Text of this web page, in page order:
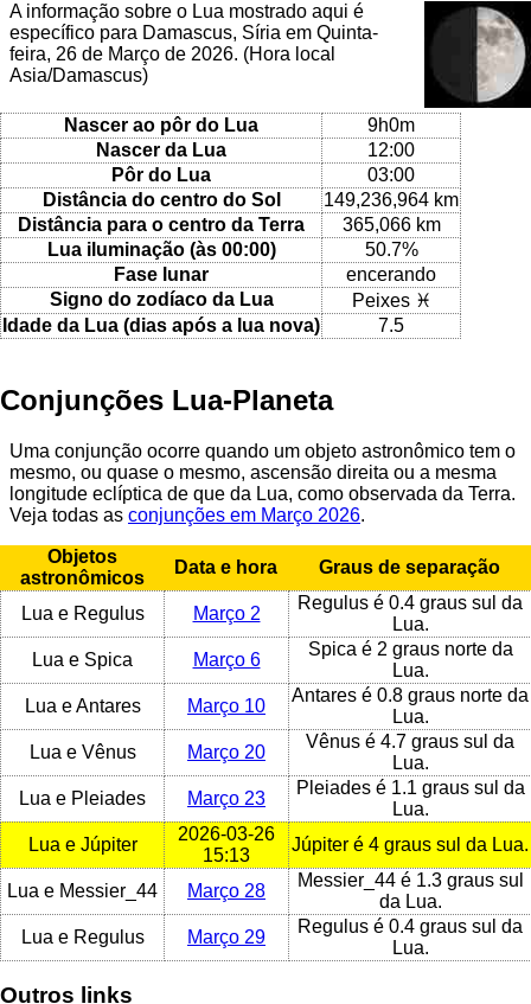
A informação sobre o Lua mostrado aqui é
específico para Damascus, Síria em Quinta-
feira, 26 de Março de 2026. (Hora local
Asia/Damascus)
Nascer ao pôr do Lua
9h0m
Nascer da Lua
12:00
Pôr do Lua
03:00
Distância do centro do Sol
149,236,964 km
Distância para o centro da Terra
365,066 km
Lua iluminação (às 00:00)
50.7%
Fase lunar
encerando
Signo do zodíaco da Lua
Peixes ♓
Idade da Lua (dias após a lua nova)
7.5
Conjunções Lua-Planeta
Uma conjunção ocorre quando um objeto astronômico tem o
mesmo, ou quase o mesmo, ascensão direita ou a mesma
longitude eclíptica de que da Lua, como observada da Terra.
Veja todas as conjunções em Março 2026.
Objetos
astronômicos
Data e hora Graus de separação
Lua e Regulus Março 2
Regulus é 0.4 graus sul da
Lua.
Lua e Spica
Março 6
Spica é 2 graus norte da
Lua.
Lua e Antares
Março 10
Antares é 0.8 graus norte da
Lua.
Lua e Vênus
Março 20
Vênus é 4.7 graus sul da
Lua.
Lua e Pleiades
Março 23
Pleiades é 1.1 graus sul da
Lua.
Lua e Júpiter
2026-03-26
15:13
Júpiter é 4 graus sul da Lua.
Lua e Messier_44 Março 28
Messier_44 é 1.3 graus sul
da Lua.
Lua e Regulus
Março 29
Regulus é 0.4 graus sul da
Lua.
Outros links